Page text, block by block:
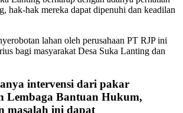
hak-hak mereka dapat dipenuhi dan keadilan
lahan oleh perusahaan PT RJP ini
bagi masyarakat Desa Suka Lanting dan
intervensi dari pakar
Lembaga Bantuan Hukum,
masalah ini dapat